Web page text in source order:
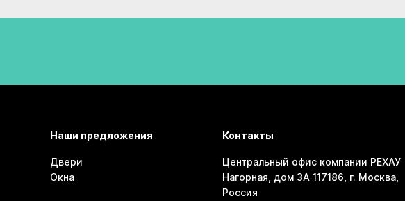
Наши предложения
Двери
Окна
Контакты
Центральный офис компании РЕХАУ
Нагорная, дом 3А 117186, г. Москва,
Россия